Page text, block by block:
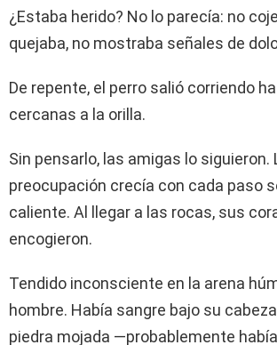
¿Estaba herido? No lo parecía: no
quejaba, no mostraba señales de
De repente, el perro salió corriendo
cercanas a la orilla.
Sin pensarlo, las amigas lo siguieron.
preocupación crecía con cada paso
caliente. Al llegar a las rocas, sus
encogieron.
Tendido inconsciente en la arena
hombre. Había sangre bajo su
piedra mojada —probablemente